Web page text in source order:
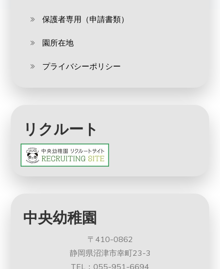
保護者専用（申請書類）
園所在地
プライバシーポリシー
リクルート
中央幼稚園
〒410-0862
静岡県沼津市幸町23-3
TEL：055-951-6694